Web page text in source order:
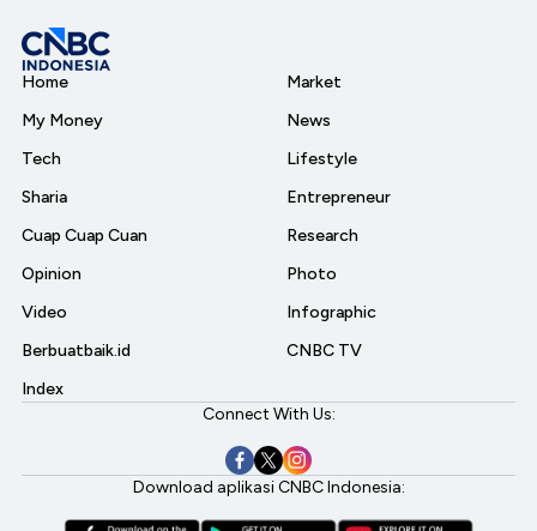
Home
My Money
Tech
Sharia
Cuap Cuap Cuan
Opinion
Video
Berbuatbaik.id
Index
Market
News
Lifestyle
Entrepreneur
Research
Photo
Infographic
CNBC TV
Connect With Us:
Download aplikasi CNBC Indonesia: